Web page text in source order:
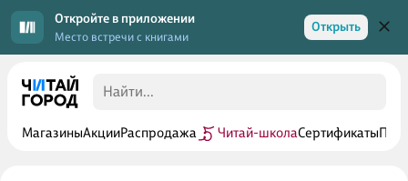
Откройте в приложении
Место встречи с книгами
Открыть
МагазиныАкцииРаспродажа Читай-школаСертификаты